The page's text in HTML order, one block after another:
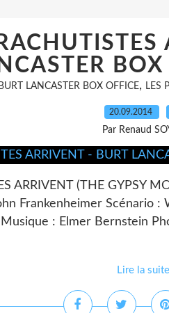
BURT LANCASTER BOX OFFICE, LES
20.09.2014
Par Renaud
ARRIVENT (THE GYPSY
Frankenheimer Scénario
: Elmer Bernstein
Lire la suite